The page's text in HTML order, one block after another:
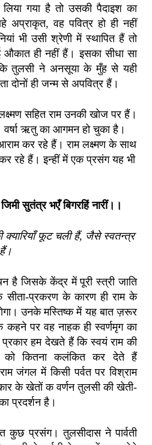
गया है तो उसकी पैदाइश का
अप्राकृत, वह पवित्र हो ही नहीं
भी उसी श्रेणी में स्थापित हैं तो
औकात ही नहीं हैं। इसका सीधा सा
तुलसी ने अनसूया के मुँह से यही
दोनों ही जन्म से अपवित्र हैं।
सहित राम उनकी खोज पर हैं।
वर्षा ऋतु का आगमन हो चुका है।
आराम कर रहे हैं। राम लक्ष्मण के साथ
रहे हैं। इन्हीं में एक प्रसंग यह भी
सुतंत्र भएँ बिगरहिं नारीं।।
क्यारियाँ फूट चली हैं, जैसे स्वतन्त्र
है जिसके केंद्र में पूरी स्त्री जाति
सीता-प्रकरण के कारण ही राम के
उनके मस्तिष्क में यह बात ज़रूर
कहने पर वह नाहक ही स्वर्णमृग का
हम देखते हैं कि स्वयं राम की
को कितना कलंकित कर देते हैं
जंगल में किसी पर्वत पर विश्राम
के खेतों क वर्णन तुलसी की खेती-
प्रदर्शन है।
कुछ प्रसंग। तुलसीदास ने पार्वती